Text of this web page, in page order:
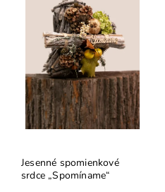
Jesenné spomienkové
srdce „Spomíname“